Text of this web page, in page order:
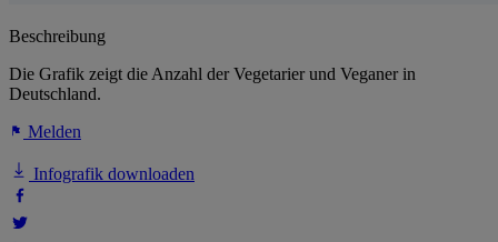
Beschreibung
Die Grafik zeigt die Anzahl der Vegetarier und Veganer in
Deutschland.
Melden
Infografik downloaden